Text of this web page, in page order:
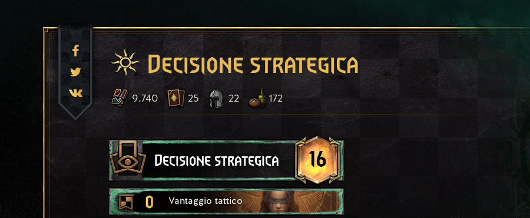
Decisione strategica
9.740 25 22 172
Decisione strategica 16
0 Vantaggio tattico